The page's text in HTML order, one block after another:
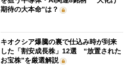
期待の大本命”は？
キオクシア爆騰の裏で仕込み時が到来
した「割安成長株」12選 “放置された
お宝株”を厳選解説